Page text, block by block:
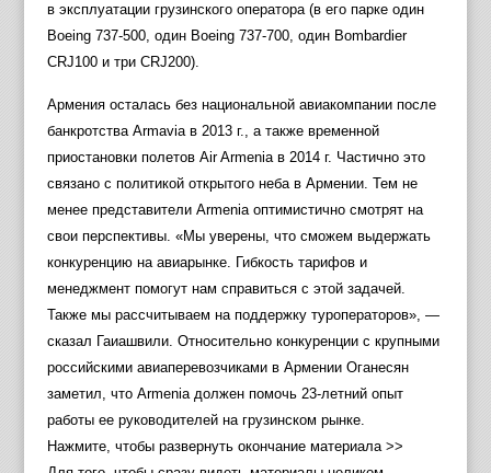
в эксплуатации грузинского оператора (в его парке один
Boeing 737-500, один Boeing 737-700, один Bombardier
CRJ100 и три CRJ200).
Армения осталась без национальной авиакомпании после
банкротства Armavia в 2013 г., а также временной
приостановки полетов Air Armenia в 2014 г. Частично это
связано с политикой открытого неба в Армении. Тем не
менее представители Armenia оптимистично смотрят на
свои перспективы. «Мы уверены, что сможем выдержать
конкуренцию на авиарынке. Гибкость тарифов и
менеджмент помогут нам справиться с этой задачей.
Также мы рассчитываем на поддержку туроператоров», —
сказал Гаиашвили. Относительно конкуренции с крупными
российскими авиаперевозчиками в Армении Оганесян
заметил, что Armenia должен помочь 23-летний опыт
работы ее руководителей на грузинском рынке.
Нажмите, чтобы развернуть окончание материала >>